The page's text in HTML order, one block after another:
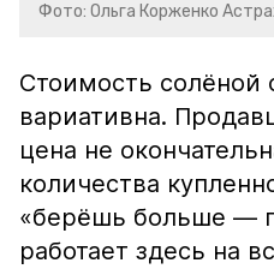
Фото: Ольга Корженко
Стоимость солёной
вариативна.
цена не
количества
«берёшь больше —
работает здесь на